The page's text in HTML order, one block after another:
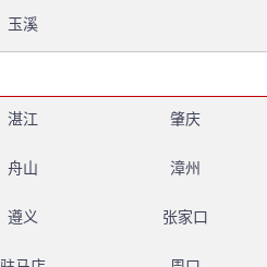
玉溪
湛江 肇庆
舟山 漳州
遵义 张家口